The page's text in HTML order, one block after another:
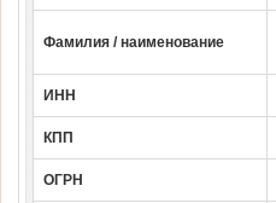
Фамилия / наименование
ИНН
КПП
ОГРН